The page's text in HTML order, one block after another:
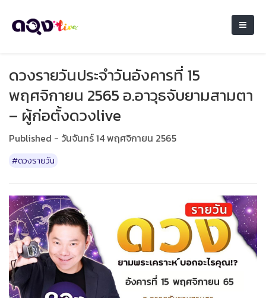
ดวงรายวันประจำวันอังคารที่ 15
พฤศจิกายน 2565 อ.อาวุธจับยามสามตา
– ผู้ก่อตั้งดวงlive
Published - วันจันทร์ 14 พฤศจิกายน 2565
#ดวงรายวัน